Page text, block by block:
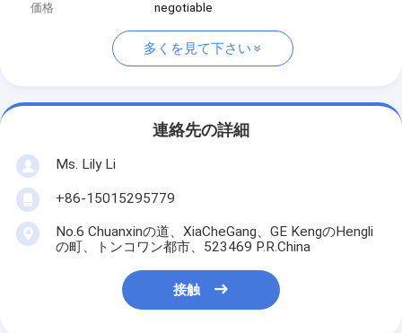
価格
negotiable
多くを見て下さい
連絡先の詳細
Ms. Lily Li
+86-15015295779
No.6 Chuanxinの道、XiaCheGang、GE KengのHengli
の町、トンコワン都市、523469 P.R.China
接触